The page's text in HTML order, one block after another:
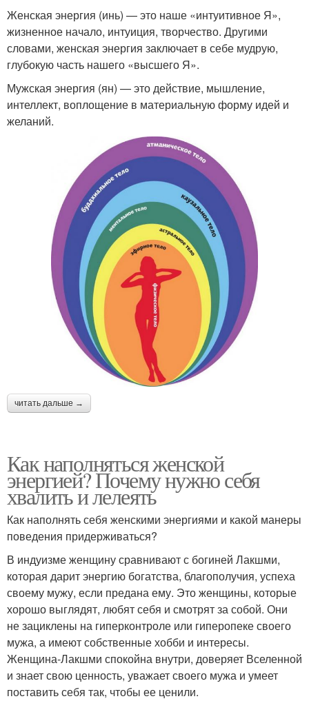
Женская энергия (инь) — это наше «интуитивное Я»,
жизненное начало, интуиция, творчество. Другими
словами, женская энергия заключает в себе мудрую,
глубокую часть нашего «высшего Я».
Мужская энергия (ян) — это действие, мышление,
интеллект, воплощение в материальную форму идей и
желаний.
читать дальше →
Как наполняться женской
энергией? Почему нужно себя
хвалить и лелеять
Как наполнять себя женскими энергиями и какой манеры
поведения придерживаться?
В индуизме женщину сравнивают с богиней Лакшми,
которая дарит энергию богатства, благополучия, успеха
своему мужу, если предана ему. Это женщины, которые
хорошо выглядят, любят себя и смотрят за собой. Они
не зациклены на гиперконтроле или гиперопеке своего
мужа, а имеют собственные хобби и интересы.
Женщина-Лакшми спокойна внутри, доверяет Вселенной
и знает свою ценность, уважает своего мужа и умеет
поставить себя так, чтобы ее ценили.